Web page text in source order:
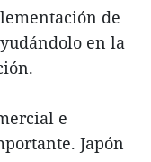
de
en la
e
Japón